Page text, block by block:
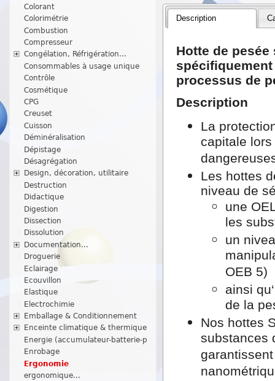
Colorant
Colorimétrie
Combustion
Compresseur
Congélation, Réfrigération...
Consommables à usage unique
Contrôle
Cosmétique
CPG
Creuset
Cuisson
Déminéralisation
Dépistage
Désagrégation
Design, décoration, utilitaire
Destruction
Didactique
Digestion
Dissection
Dissolution
Documentation...
Droguerie
Eclairage
Ecouvillon
Elastique
Electrochimie
Emballage & Conditionnement
Enceinte climatique & thermique
Energie (accumulateur-batterie-p
Enrobage
Ergonomie
ergonomique...
Description
Hotte de pesée
processus de
Description
La
capitale
Les hottes
niveau de
une
les
un
OEB 5)
ainsi
de la
Nos hottes
substances